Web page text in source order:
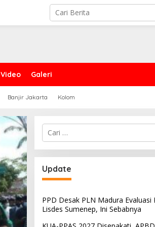
Video Galeri
Banjir Jakarta Kolom
Cari
untuk:
Update
PPD Desak PLN Madura Evaluasi
Lisdes Sumenep, Ini Sebabnya